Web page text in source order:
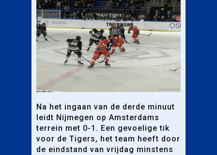
Na het ingaan van de derde minuut
leidt Nijmegen op Amsterdams
terrein met 0-1. Een gevoelige tik
voor de Tigers, het team heeft door
de eindstand van vrijdag minstens